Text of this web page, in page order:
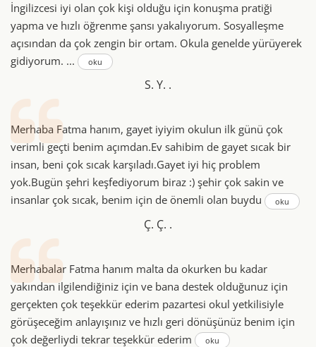
İngilizcesi iyi olan çok kişi olduğu için konuşma pratiği
yapma ve hızlı öğrenme şansı yakalıyorum. Sosyalleşme
açısından da çok zengin bir ortam. Okula genelde yürüyerek
gidiyorum. ...
oku
S. Y. .
Merhaba Fatma hanım, gayet iyiyim okulun ilk günü çok
verimli geçti benim açımdan.Ev sahibim de gayet sıcak bir
insan, beni çok sıcak karşıladı.Gayet iyi hiç problem
yok.Bugün şehri keşfediyorum biraz :) şehir çok sakin ve
insanlar çok sıcak, benim için de önemli olan buydu
oku
Ç. Ç. .
Merhabalar Fatma hanım malta da okurken bu kadar
yakından ilgilendiğiniz için ve bana destek olduğunuz için
gerçekten çok teşekkür ederim pazartesi okul yetkilisiyle
görüşeceğim anlayışınız ve hızlı geri dönüşünüz benim için
çok değerliydi tekrar teşekkür ederim
oku